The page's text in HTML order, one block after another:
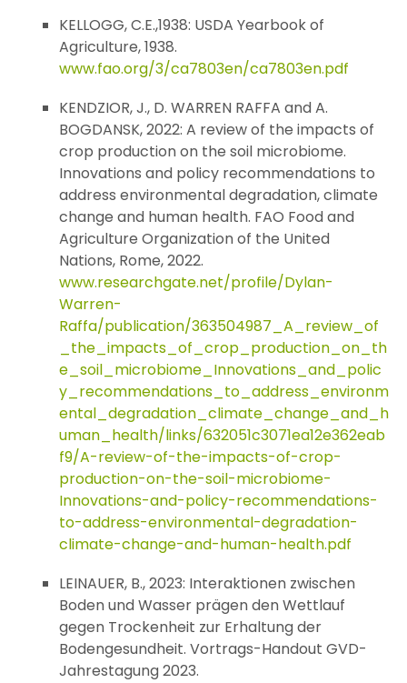
KELLOGG, C.E.,1938: USDA Yearbook of
Agriculture, 1938.
www.fao.org/3/ca7803en/ca7803en.pdf
KENDZIOR, J., D. WARREN RAFFA and A.
BOGDANSK, 2022: A review of the impacts of
crop production on the soil microbiome.
Innovations and policy recommendations to
address environmental degradation, climate
change and human health. FAO Food and
Agriculture Organization of the United
Nations, Rome, 2022.
www.researchgate.net/profile/Dylan-
Warren-
Raffa/publication/363504987_A_review_of
_the_impacts_of_crop_production_on_th
e_soil_microbiome_Innovations_and_polic
y_recommendations_to_address_environm
ental_degradation_climate_change_and_h
uman_health/links/632051c3071ea12e362eab
f9/A-review-of-the-impacts-of-crop-
production-on-the-soil-microbiome-
Innovations-and-policy-recommendations-
to-address-environmental-degradation-
climate-change-and-human-health.pdf
LEINAUER, B., 2023: Interaktionen zwischen
Boden und Wasser prägen den Wettlauf
gegen Trockenheit zur Erhaltung der
Bodengesundheit. Vortrags-Handout GVD-
Jahrestagung 2023.